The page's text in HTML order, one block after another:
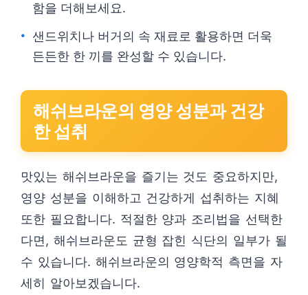
함을 더해보세요.
샌드위치나 버거의 속 재료로 활용하면 더욱
든든한 한 끼를 완성할 수 있습니다.
해쉬브라운의 영양 성분과 건강
한 섭취
맛있는 해쉬브라운을 즐기는 것도 중요하지만,
영양 성분을 이해하고 건강하게 섭취하는 지혜
또한 필요합니다. 적절한 양과 조리법을 선택한
다면, 해쉬브라운도 균형 잡힌 식단의 일부가 될
수 있습니다. 해쉬브라운의 영양학적 측면을 자
세히 알아보겠습니다.